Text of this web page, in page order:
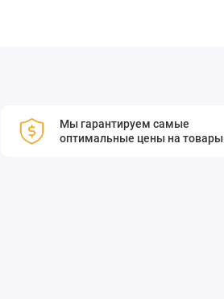
Мы гарантируем самые
оптимальные цены на товары